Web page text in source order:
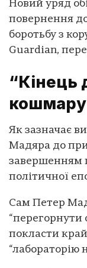
Новий уряд
повернення
боротьбу з
Guardian,
“Кінець
Як зазначає
Мадяра до
завершенням
політичної
Сам Петер
“перегорнути
покласти
“лабораторію